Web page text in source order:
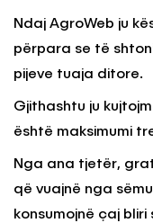
Ndaj AgroWeb ju
përpara se të
pijeve tuaja ditore.
Gjithashtu ju
është maksimumi
Nga ana tjetër,
që vuajnë nga
konsumojnë çaj